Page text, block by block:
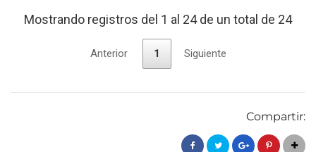
Mostrando registros del 1 al 24 de un total de 24
Anterior 1 Siguiente
Compartir: